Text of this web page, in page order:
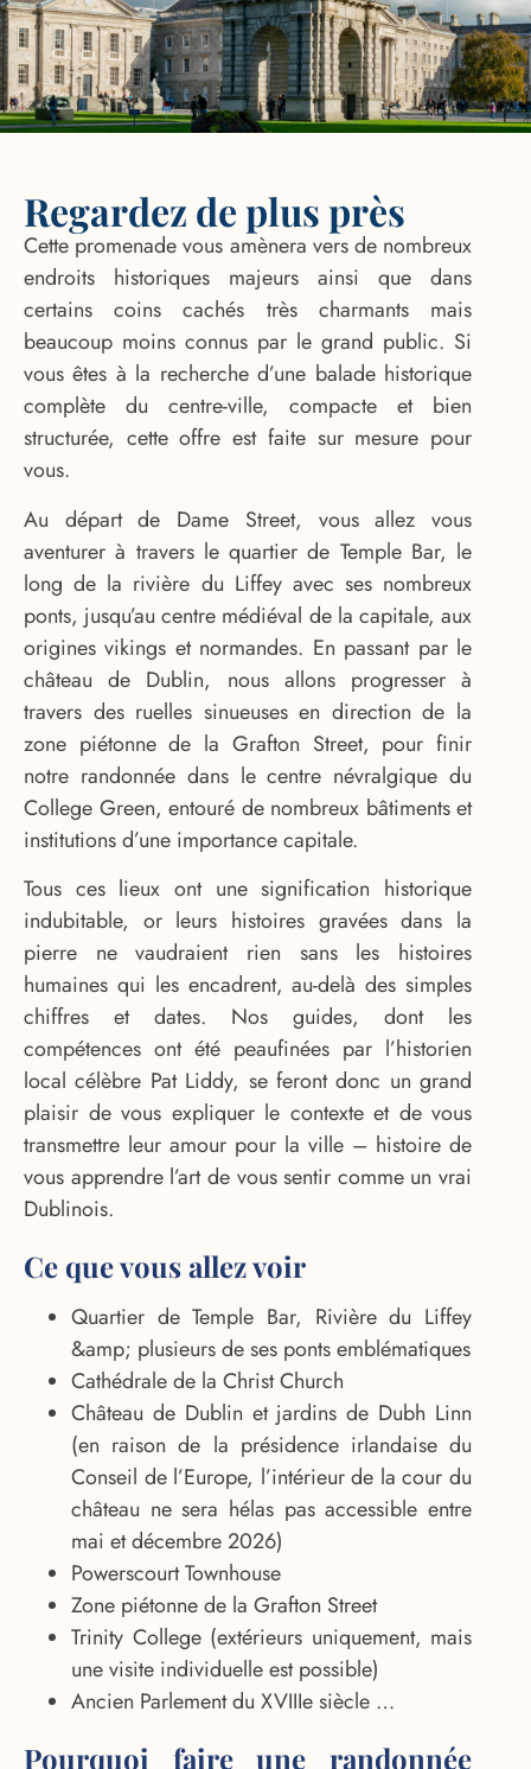
Regardez de plus près
Cette promenade vous amènera vers de nombreux
endroits historiques majeurs ainsi que dans
certains coins cachés très charmants mais
beaucoup moins connus par le grand public. Si
vous êtes à la recherche d’une balade historique
complète du centre-ville, compacte et bien
structurée, cette offre est faite sur mesure pour
vous.
Au départ de Dame Street, vous allez vous
aventurer à travers le quartier de Temple Bar, le
long de la rivière du Liffey avec ses nombreux
ponts, jusqu’au centre médiéval de la capitale, aux
origines vikings et normandes. En passant par le
château de Dublin, nous allons progresser à
travers des ruelles sinueuses en direction de la
zone piétonne de la Grafton Street, pour finir
notre randonnée dans le centre névralgique du
College Green, entouré de nombreux bâtiments et
institutions d’une importance capitale.
Tous ces lieux ont une signification historique
indubitable, or leurs histoires gravées dans la
pierre ne vaudraient rien sans les histoires
humaines qui les encadrent, au-delà des simples
chiffres et dates. Nos guides, dont les
compétences ont été peaufinées par l’historien
local célèbre Pat Liddy, se feront donc un grand
plaisir de vous expliquer le contexte et de vous
transmettre leur amour pour la ville – histoire de
vous apprendre l’art de vous sentir comme un vrai
Dublinois.
Ce que vous allez voir
Quartier de Temple Bar, Rivière du Liffey
&amp; plusieurs de ses ponts emblématiques
Cathédrale de la Christ Church
Château de Dublin et jardins de Dubh Linn
(en raison de la présidence irlandaise du
Conseil de l’Europe, l’intérieur de la cour du
château ne sera hélas pas accessible entre
mai et décembre 2026)
Powerscourt Townhouse
Zone piétonne de la Grafton Street
Trinity College (extérieurs uniquement, mais
une visite individuelle est possible)
Ancien Parlement du XVIIIe siècle …
Pourquoi faire une randonnée